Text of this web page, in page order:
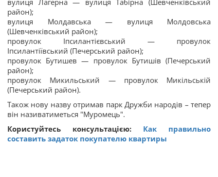
вулиця Лагерна — вулиця Табірна (Шевченківський
район);
вулиця Молдавська — вулиця Молдовська
(Шевченківський район);
провулок Іпсилантієвський — провулок
Іпсилантіївський (Печерський район);
провулок Бутишев — провулок Бутишів (Печерський
район);
провулок Микильський — провулок Микільській
(Печерський район).
Також нову назву отримав парк Дружби народів – тепер
він називатиметься "Муромець".
Користуйтесь консультацією: Как правильно
составить задаток покупателю квартиры